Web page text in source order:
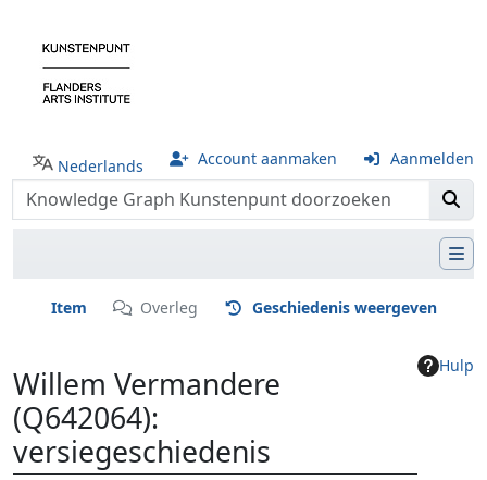
Nederlands Account aanmaken Aanmelden
Item Overleg Geschiedenis weergeven
Hulp
Willem Vermandere
(Q642064):
versiegeschiedenis